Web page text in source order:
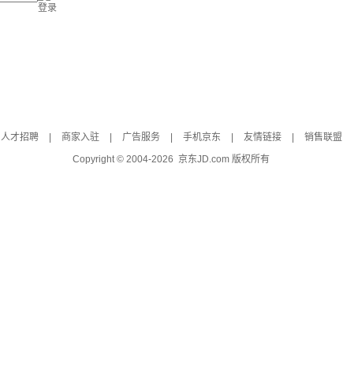
登录
人才招聘 商家入驻 广告服务 手机京东 友情链接 销售联盟
Copyright © 2004-2026 京东JD.com 版权所有